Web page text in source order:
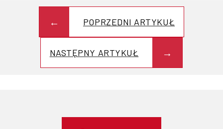
POPRZEDNI ARTYKUŁ
NASTĘPNY ARTYKUŁ